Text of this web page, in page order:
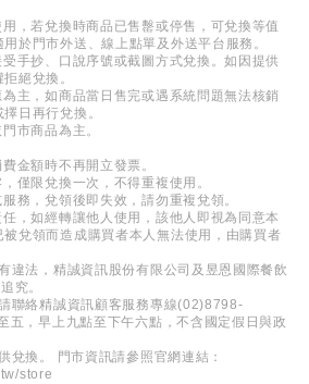
，若兌換時商品已售罊或停售，可兌換等值
於門市外送、線上點單及外送平台服務。
手抄、口說序號或截圖方式兌換。如因提供
絕兌換。
主，如商品當日售完或遇系統問題無法核銷
日再行兌換。
市商品為主。
金額時不再開立發票。
僅限兌換一次，不得重複使用。
務，兌領後即失效，請勿重複兌領。
，如經轉讓他人使用，該他人即視為同意本
兌領而造成購買者本人無法使用，由購買者
違法，精誠資訊股份有限公司及昱恩國際餐飲
究。
聯絡精誠資訊顧客服務專線(02)8798-
五，早上九點至下午六點，不含國定假日與政
兌換。 門市資訊請參照官網連結：
store